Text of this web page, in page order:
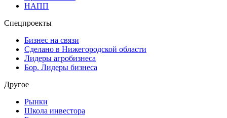
НАПП
Спецпроекты
Бизнес на связи
Сделано в Нижегородской области
Лидеры агробизнеса
Бор. Лидеры бизнеса
Другое
Рынки
Школа инвестора